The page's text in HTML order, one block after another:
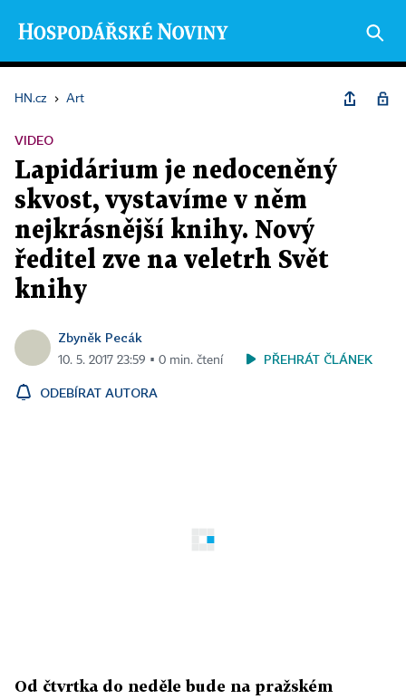
HN.cz › Art
VIDEO
Lapidárium je nedoceněný
skvost, vystavíme v něm
nejkrásnější knihy. Nový
ředitel zve na veletrh Svět
knihy
Zbyněk Pecák
10. 5. 2017 23:59 ▪ 0 min. čtení PŘEHRÁT ČLÁNEK
ODEBÍRAT AUTORA
Od čtvrtka do neděle bude na pražském